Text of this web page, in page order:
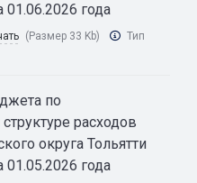
01.06.2026 года
(Размер 33 Kb)
Тип
по
расходов
округа Тольятти
01.05.2026 года